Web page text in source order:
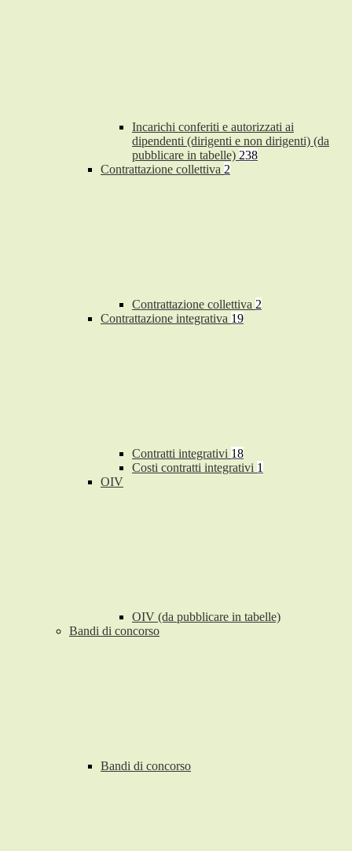
Incarichi conferiti e autorizzati ai
dipendenti (dirigenti e non dirigenti) (da
pubblicare in tabelle) 238
Contrattazione collettiva 2
Contrattazione collettiva 2
Contrattazione integrativa 19
Contratti integrativi 18
Costi contratti integrativi 1
OIV
OIV (da pubblicare in tabelle)
Bandi di concorso
Bandi di concorso